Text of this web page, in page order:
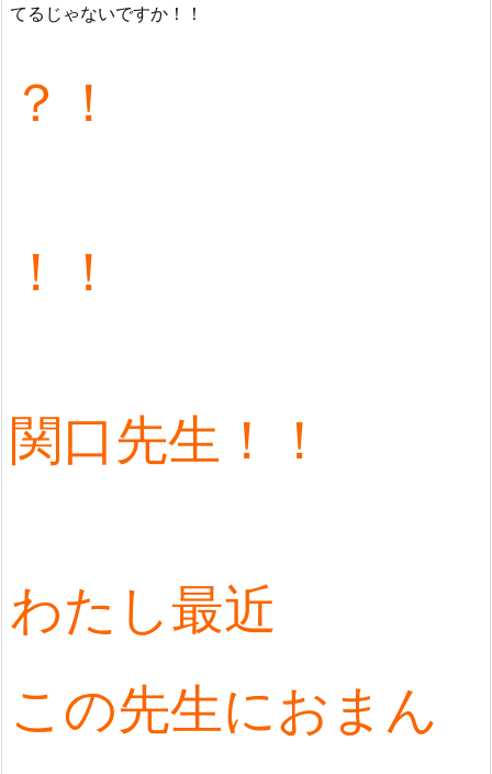
てるじゃないですか！！
？！
！！
関口先生！！
わたし最近
この先生におまん